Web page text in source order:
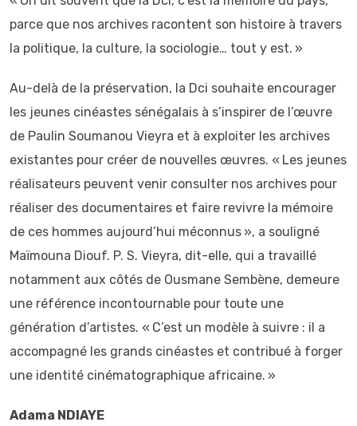
parce que nos archives racontent son histoire à travers
la politique, la culture, la sociologie… tout y est. »
Au-delà de la préservation, la Dci souhaite encourager
les jeunes cinéastes sénégalais à s’inspirer de l’œuvre
de Paulin Soumanou Vieyra et à exploiter les archives
existantes pour créer de nouvelles œuvres. « Les jeunes
réalisateurs peuvent venir consulter nos archives pour
réaliser des documentaires et faire revivre la mémoire
de ces hommes aujourd’hui méconnus », a souligné
Maïmouna Diouf. P. S. Vieyra, dit-elle, qui a travaillé
notamment aux côtés de Ousmane Sembène, demeure
une référence incontournable pour toute une
génération d’artistes. « C’est un modèle à suivre : il a
accompagné les grands cinéastes et contribué à forger
une identité cinématographique africaine. »
Adama NDIAYE